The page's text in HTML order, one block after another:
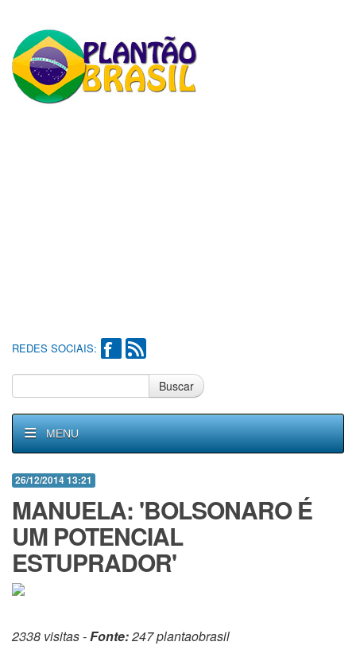
REDES SOCIAIS:
Buscar
MENU
26/12/2014 13:21
MANUELA: 'BOLSONARO É
UM POTENCIAL
ESTUPRADOR'
2338 visitas -Fonte:247 plantaobrasil